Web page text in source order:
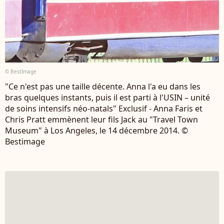
© BestImage
"Ce n'est pas une taille décente. Anna l'a eu dans les
bras quelques instants, puis il est parti à l'USIN – unité
de soins intensifs néo-natals" Exclusif - Anna Faris et
Chris Pratt emmènent leur fils Jack au "Travel Town
Museum" à Los Angeles, le 14 décembre 2014. ©
Bestimage